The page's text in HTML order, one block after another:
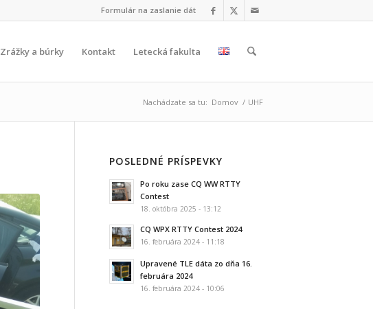
Formulár na zaslanie dát
Zrážky a búrky Kontakt Letecká fakulta
Nachádzate sa tu: Domov / UHF
POSLEDNÉ PRÍSPEVKY
Po roku zase CQ WW RTTY
Contest
18. októbra 2025 - 13:12
CQ WPX RTTY Contest 2024
16. februára 2024 - 11:18
Upravené TLE dáta zo dňa 16.
februára 2024
16. februára 2024 - 10:06